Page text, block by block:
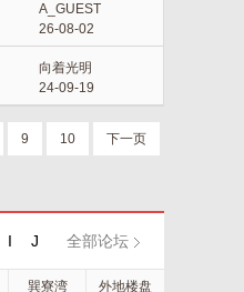
A_GUEST
26-08-02
向着光明
24-09-19
9 10 下一页
全部论坛
I J
巽寮湾 外地楼盘